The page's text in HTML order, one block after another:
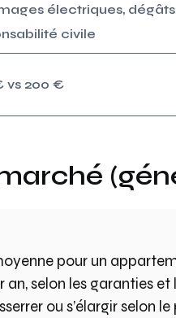
électriques,
civile
vs 200 €
pour un
selon les garanties et
ou s’élargir selon